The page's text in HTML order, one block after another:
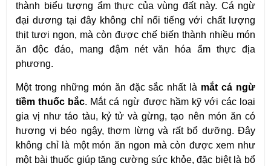
thành biểu tượng ẩm thực của vùng đất này. Cá ngừ
đại dương tại đây không chỉ nổi tiếng với chất lượng
thịt tươi ngon, mà còn được chế biến thành nhiều món
ăn độc đáo, mang đậm nét văn hóa ẩm thực địa
phương.
Một trong những món ăn đặc sắc nhất là mắt cá ngừ
tiềm thuốc bắc. Mắt cá ngừ được hầm kỹ với các loại
gia vị như táo tàu, kỷ tử và gừng, tạo nên món ăn có
hương vị béo ngậy, thơm lừng và rất bổ dưỡng. Đây
không chỉ là một món ăn ngon mà còn được xem như
một bài thuốc giúp tăng cường sức khỏe, đặc biệt là bổ